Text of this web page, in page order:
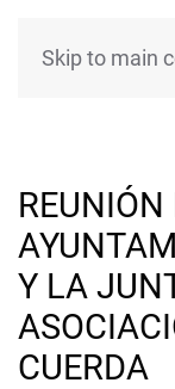
Skip to main
REUNIÓN
Y LA
CUERDA